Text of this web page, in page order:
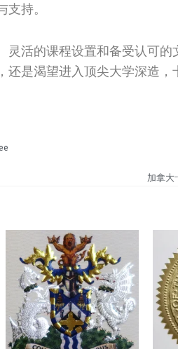
持。
活的课程设置和备受认可
是渴望进入顶尖大学深造
加拿